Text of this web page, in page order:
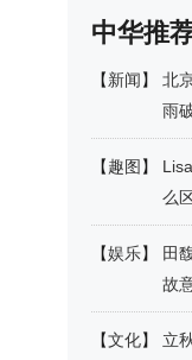
中华推
【新闻】
北
雨
【趣图 】
么
【娱乐】
田
故
【文化】
立